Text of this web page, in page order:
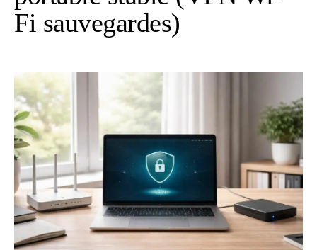
Fi sauvegardes)